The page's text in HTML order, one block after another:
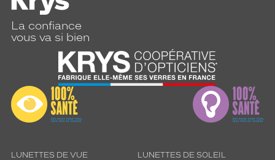
La confiance
vous va si bien
LUNETTES DE VUE LUNETTES DE SOLEIL